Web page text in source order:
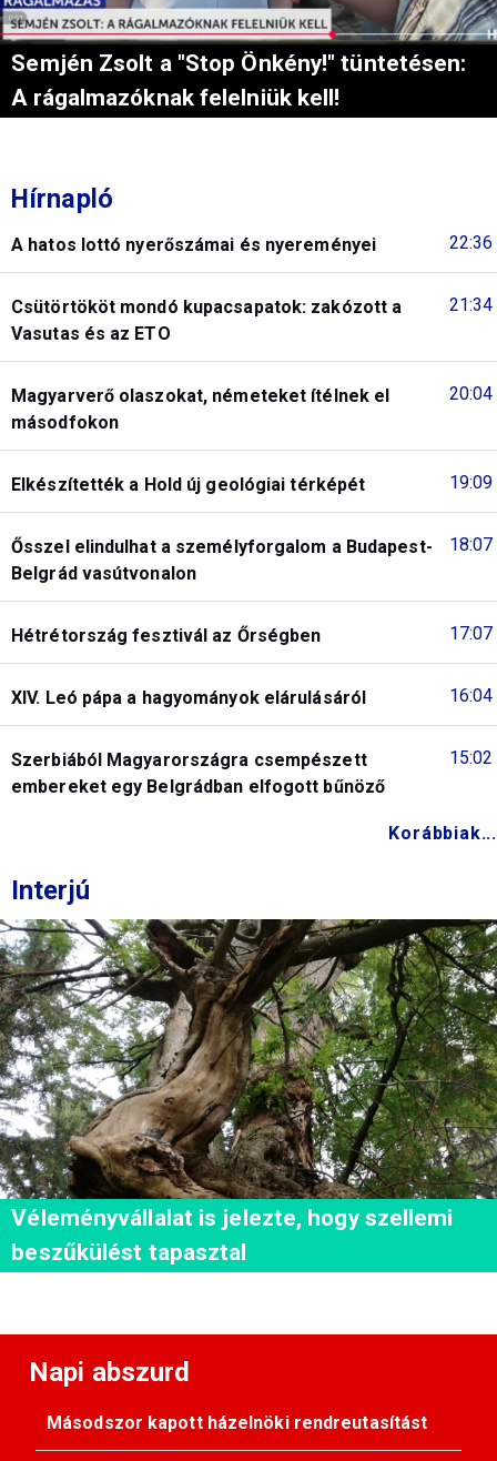
Semjén Zsolt a "Stop Önkény!" tüntetésen:
A rágalmazóknak felelniük kell!
Hírnapló
22:36
A hatos lottó nyerőszámai és nyereményei
21:34
Csütörtököt mondó kupacsapatok: zakózott a
Vasutas és az ETO
20:04
Magyarverő olaszokat, németeket ítélnek el
másodfokon
19:09
Elkészítették a Hold új geológiai térképét
18:07
Ősszel elindulhat a személyforgalom a Budapest-
Belgrád vasútvonalon
17:07
Hétrétország fesztivál az Őrségben
16:04
XIV. Leó pápa a hagyományok elárulásáról
15:02
Szerbiából Magyarországra csempészett
embereket egy Belgrádban elfogott bűnöző
Korábbiak...
Interjú
Véleményvállalat is jelezte, hogy szellemi
beszűkülést tapasztal
Napi abszurd
Másodszor kapott házelnöki rendreutasítást